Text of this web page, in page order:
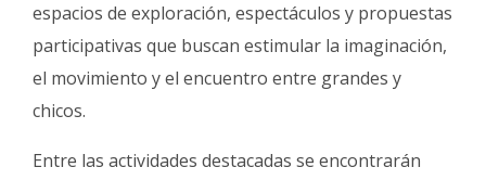
espacios de exploración, espectáculos y propuestas
participativas que buscan estimular la imaginación,
el movimiento y el encuentro entre grandes y
chicos.
Entre las actividades destacadas se encontrarán